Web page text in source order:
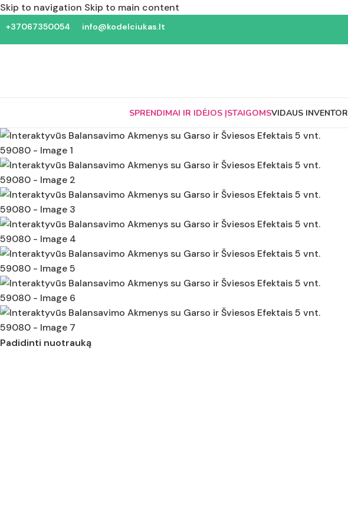
Skip to navigation Skip to main content
+37067350054 info@kodelciukas.lt
SPRENDIMAI IR IDĖJOS ĮSTAIGOMSVIDAUS
Padidinti nuotrauką